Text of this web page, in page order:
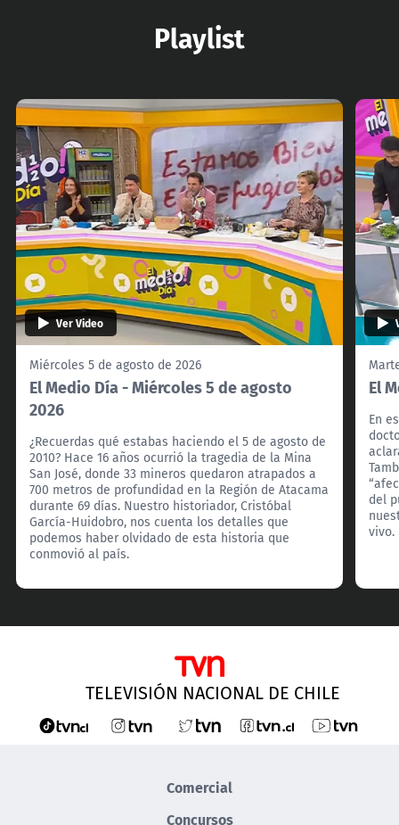
Playlist
Ver Video
Miércoles 5 de agosto de 2026
El Medio Día - Miércoles 5 de agosto
2026
¿Recuerdas qué estabas haciendo el 5 de agosto de
2010? Hace 16 años ocurrió la tragedia de la Mina
San José, donde 33 mineros quedaron atrapados a
700 metros de profundidad en la Región de Atacama
durante 69 días. Nuestro historiador, Cristóbal
García-Huidobro, nos cuenta los detalles que
podemos haber olvidado de esta historia que
conmovió al país.
El
En
del
vivo.
TELEVISIÓN NACIONAL DE CHILE
Comercial
Concursos